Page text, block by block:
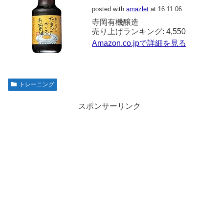
posted with amazlet at 16.11.06
寺岡有機醸造
売り上げランキング: 4,550
Amazon.co.jpで詳細を見る
トレーニング
スポンサーリンク